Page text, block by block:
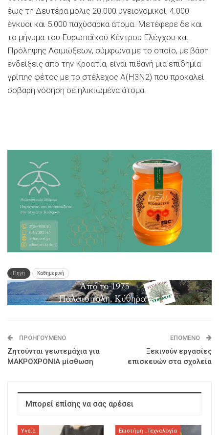
έως τη Δευτέρα μόλις 20.000 υγειονομικοί, 4.000
έγκυοι και 5.000 παχύσαρκα άτομα. Μετέφερε δε και
το μήνυμα του Ευρωπαϊκού Κέντρου Ελέγχου και
Πρόληψης Λοιμώξεων, σύμφωνα με το οποίο, με βάση
ενδείξεις από την Κροατία, είναι πιθανή μια επιδημία
γρίπης φέτος με το στέλεχος A(H3N2) που προκαλεί
σοβαρή νόσηση σε ηλικιωμένα άτομα.
Πηγή Καθημερινή
ΠΡΟΗΓΟΎΜΕΝΟ
Ζητούνται γεωτεμάχια για
ΜΑΚΡΟΧΡΟΝΙΑ μίσθωση
ΕΠΌΜΕΝΟ
Ξεκινούν εργασίες
επισκευών στα σχολεία
Μπορεί επίσης να σας αρέσει
Υγεία Επιστήμη _Τεχνολογία